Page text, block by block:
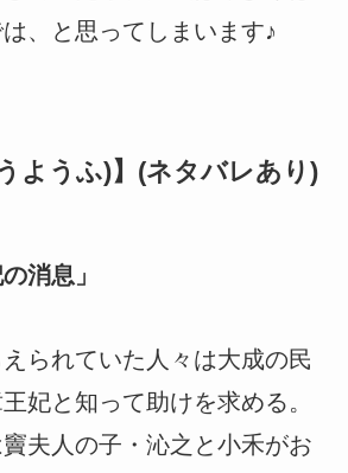
、と思ってしまいます♪
ようふ)】(ネタバレあり)
消息」
られていた人々は大成の民
妃と知って助けを求める。
夫人の子・沁之と小禾がお